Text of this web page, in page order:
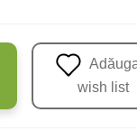
wish list